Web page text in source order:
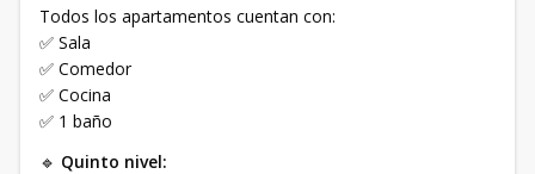
Todos los apartamentos cuentan con:
✅ Sala
✅ Comedor
✅ Cocina
✅ 1 baño
🔹 Quinto nivel: